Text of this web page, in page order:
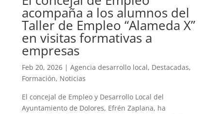
acompaña a los alumnos del
Taller de Empleo “Alameda X”
en visitas formativas a
empresas
Feb 20, 2026| Agencia desarrollo local, Destacadas,
Formación, Noticias
El concejal de Empleo y Desarrollo Local del
Ayuntamiento de Dolores, Efrén Zaplana, ha